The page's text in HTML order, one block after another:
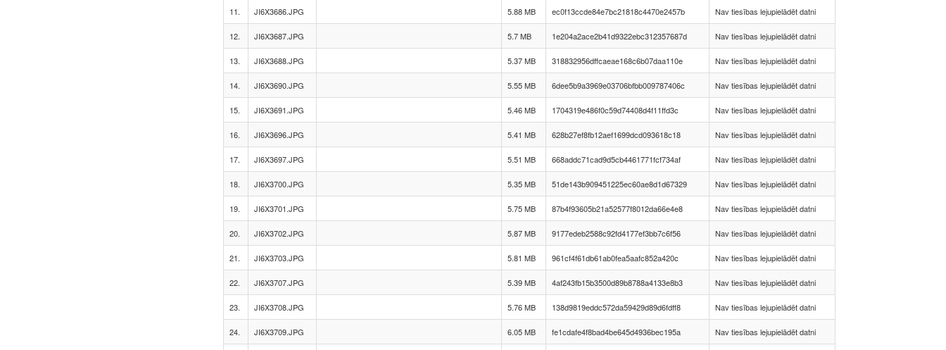
11. JI6X3686.JPG 5.88 MB ec0f13ccde84e7bc21818c4470e2457b Nav tiesības lejupielādēt datni
12. JI6X3687.JPG 5.7 MB 1e204a2ace2b41d9322ebc312357687d Nav tiesības lejupielādēt datni
13. JI6X3688.JPG 5.37 MB 318832956dffcaeae168c6b07daa110e Nav tiesības lejupielādēt datni
14. JI6X3690.JPG 5.55 MB 6dee5b9a3969e03706bfbb009787406c Nav tiesības lejupielādēt datni
15. JI6X3691.JPG 5.46 MB 1704319e486f0c59d74408d4f11ffd3c Nav tiesības lejupielādēt datni
16. JI6X3696.JPG 5.41 MB 628b27ef8fb12aef1699dcd093618c18 Nav tiesības lejupielādēt datni
17. JI6X3697.JPG 5.51 MB 668addc71cad9d5cb4461771fcf734af Nav tiesības lejupielādēt datni
18. JI6X3700.JPG 5.35 MB 51de143b909451225ec60ae8d1d67329 Nav tiesības lejupielādēt datni
19. JI6X3701.JPG 5.75 MB 87b4f93605b21a52577f8012da66e4e8 Nav tiesības lejupielādēt datni
20. JI6X3702.JPG 5.87 MB 9177edeb2588c92fd4177ef3bb7c6f56 Nav tiesības lejupielādēt datni
21. JI6X3703.JPG 5.81 MB 961cf4f61db61ab0fea5aafc852a420c Nav tiesības lejupielādēt datni
22. JI6X3707.JPG 5.39 MB 4af243fb15b3500d89b8788a4133e8b3 Nav tiesības lejupielādēt datni
23. JI6X3708.JPG 5.76 MB 138d9819eddc572da59429d89d6fdff8 Nav tiesības lejupielādēt datni
24. JI6X3709.JPG 6.05 MB fe1cdafe4f8bad4be645d4936bec195a Nav tiesības lejupielādēt datni